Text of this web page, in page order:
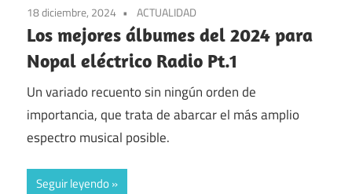
18 diciembre, 2024 ACTUALIDAD
Los mejores álbumes del 2024 para
Nopal eléctrico Radio Pt.1
Un variado recuento sin ningún orden de
importancia, que trata de abarcar el más amplio
espectro musical posible.
Seguir leyendo